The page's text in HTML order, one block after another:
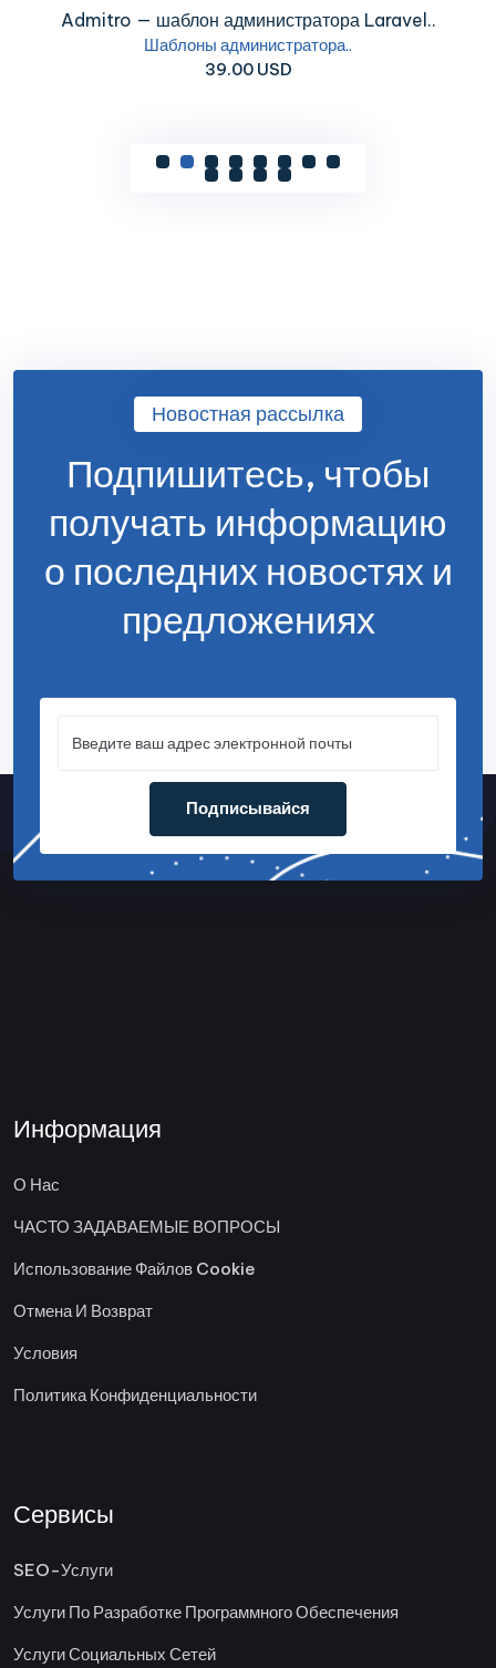
Admitro — шаблон администратора Laravel..
Шаблоны администратора..
39.00 USD
Новостная рассылка
Подпишитесь, чтобы
получать информацию
о последних новостях и
предложениях
Подписывайся
Информация
О Нас
ЧАСТО ЗАДАВАЕМЫЕ ВОПРОСЫ
Использование Файлов Cookie
Отмена И Возврат
Условия
Политика Конфиденциальности
Сервисы
SEO-Услуги
Услуги По Разработке Программного Обеспечения
Услуги Социальных Сетей